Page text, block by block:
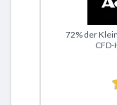
Zu
72% der